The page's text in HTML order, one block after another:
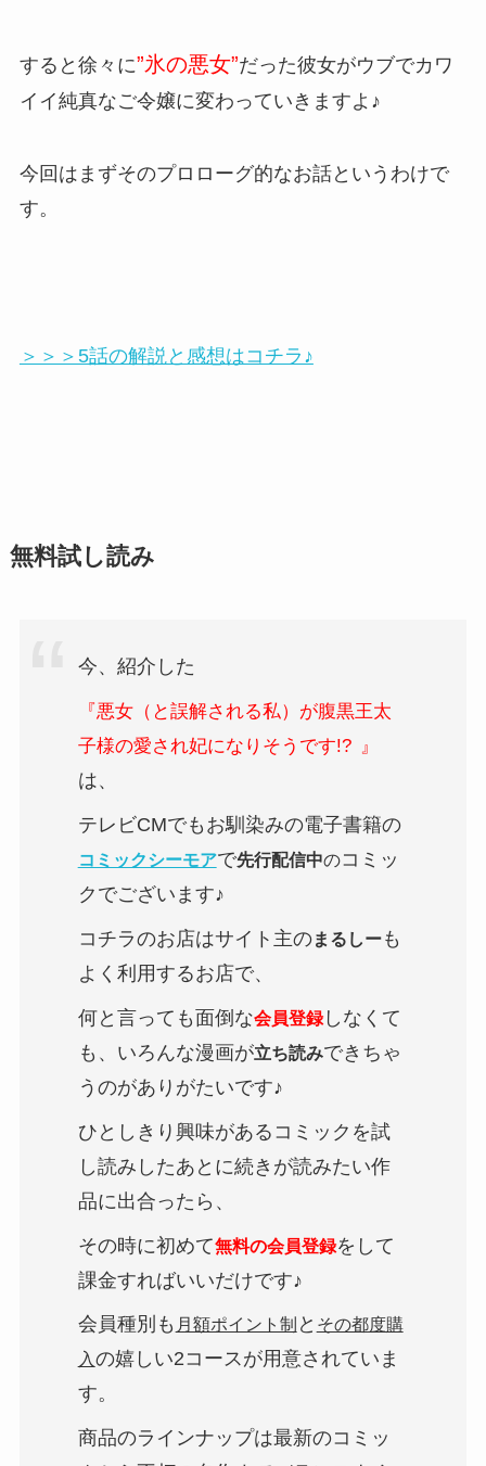
すると徐々に”氷の悪女”だった彼女がウブでカワ
イイ純真なご令嬢に変わっていきますよ♪
今回はまずそのプロローグ的なお話というわけで
す。
＞＞＞5話の解説と感想はコチラ♪
無料試し読み
今、紹介した
『悪女（と誤解される私）が腹黒王太
子様の愛され妃になりそうです!?
』
は、
テレビCMでもお馴染みの電子書籍の
コミックシーモアで先行配信中のコミッ
クでございます♪
コチラのお店はサイト主のまるしーも
よく利用するお店で、
何と言っても面倒な会員登録しなくて
も、いろんな漫画が立ち読みできちゃ
うのがありがたいです♪
ひとしきり興味があるコミックを試
し読みしたあとに続きが読みたい作
品に出合ったら、
その時に初めて無料の会員登録をして
課金すればいいだけです♪
会員種別も 月額ポイント制 と その都度購
入の嬉しい2コースが用意されていま
す。
商品のラインナップは最新のコミッ